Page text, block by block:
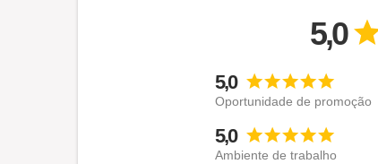
5,0
5,0
Oportunidade de promoção
5,0
Ambiente de trabalho